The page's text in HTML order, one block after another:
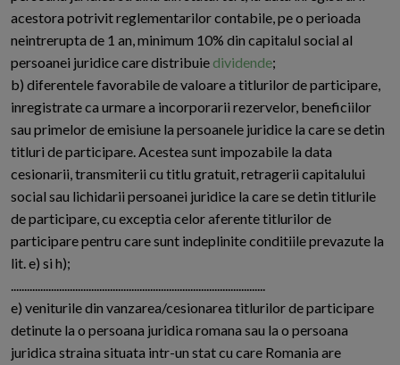
acestora potrivit reglementarilor contabile, pe o perioada
neintrerupta de 1 an, minimum 10% din capitalul social al
persoanei juridice care distribuie dividende;
b) diferentele favorabile de valoare a titlurilor de participare,
inregistrate ca urmare a incorporarii rezervelor, beneficiilor
sau primelor de emisiune la persoanele juridice la care se detin
titluri de participare. Acestea sunt impozabile la data
cesionarii, transmiterii cu titlu gratuit, retragerii capitalului
social sau lichidarii persoanei juridice la care se detin titlurile
de participare, cu exceptia celor aferente titlurilor de
participare pentru care sunt indeplinite conditiile prevazute la
lit. e) si h);
...............................................................................................
e) veniturile din vanzarea/cesionarea titlurilor de participare
detinute la o persoana juridica romana sau la o persoana
juridica straina situata intr-un stat cu care Romania are